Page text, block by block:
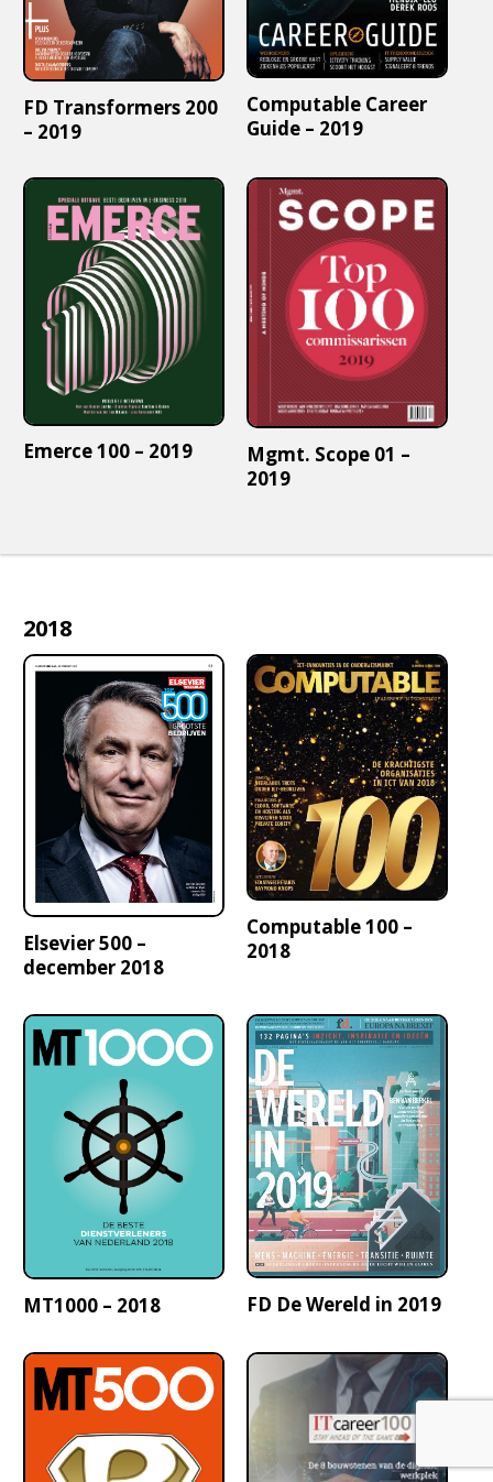
FD Transformers 200
– 2019
Computable Career
Guide – 2019
Emerce 100 – 2019
Mgmt. Scope 01 –
2019
2018
Elsevier 500 –
december 2018
Computable 100 –
2018
MT1000 – 2018 FD De Wereld in 2019